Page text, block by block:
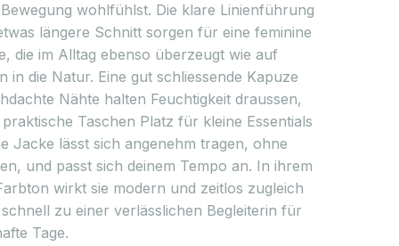
wohlfühlst. Die klare Linienführung
längere Schnitt sorgen für eine feminine
die im Alltag ebenso überzeugt wie auf
in die Natur. Eine gut schliessende Kapuze
Nähte halten Feuchtigkeit draussen,
Taschen Platz für kleine Essentials
Jacke lässt sich angenehm tragen, ohne
und passt sich deinem Tempo an. In ihrem
wirkt sie modern und zeitlos zugleich
zu einer verlässlichen Begleiterin für
Tage.